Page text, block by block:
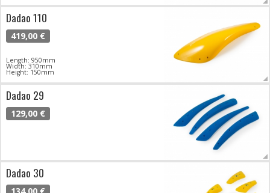
Dadao 110
419,00 €
Length: 950mm
Width: 310mm
Height: 150mm
Dadao 29
129,00 €
Dadao 30